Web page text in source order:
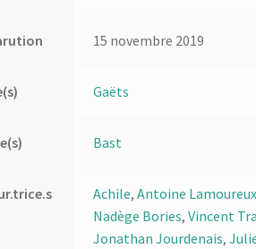
15 novembre 2019
Gaëts
Bast
Achile,Antoine
Nadège Bories,Vincent
Jonathan Jourdenais,